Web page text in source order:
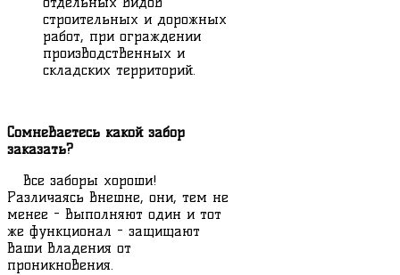
строительных и дорожных
работ, при ограждении
производственных и
складских территорий.
Сомневаетесь какой забор
заказать?
Все заборы хороши!
Различаясь внешне, они, тем не
менее - выполняют один и тот
же функционал - защищают
Ваши владения от
проникновения.